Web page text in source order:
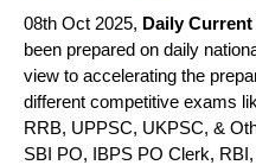
08th Oct 2025, Daily
been prepared on daily
view to accelerating the
different competitive exams
RRB, UPPSC, UKPSC, &
SBI PO, IBPS PO Clerk,